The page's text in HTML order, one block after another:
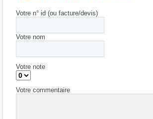
Votre n° id (ou facture/devis)
Votre nom
Votre note
Votre commentaire